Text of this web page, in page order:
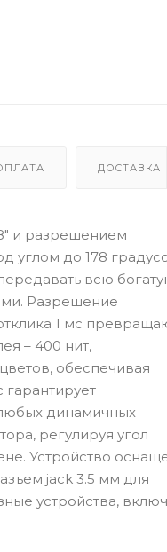
ДОСТАВКА
и разрешением
углом до 178
всю
Разрешение
1 мс
– 400 нит,
обеспечивая
гарантирует
динамичных
регулируя угол
Устройство
jack 3.5 мм для
устройства,